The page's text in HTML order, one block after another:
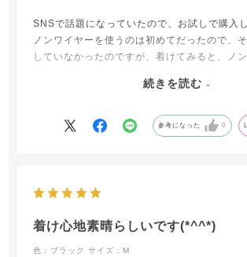
SNSで話題になっていたので、お試しで購入
ノンワイヤーを使うのは初めてだったので、
していなかったのですが、着けてみると、ノ
信じてみてよかったと思いました！
褒めるとステマっぽい文章になってしまいま
続きを読む
参考になった 0
着け心地素晴らしいです(*^^*)
色：ブラック サイズ：M